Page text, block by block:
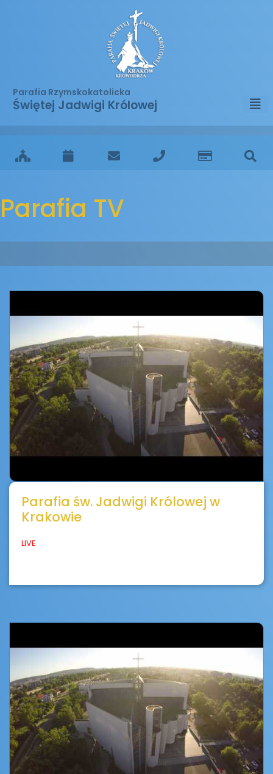
Parafia Rzymskokatolicka
Świętej Jadwigi Królowej
Parafia TV
Parafia św. Jadwigi Królowej w
Krakowie
LIVE